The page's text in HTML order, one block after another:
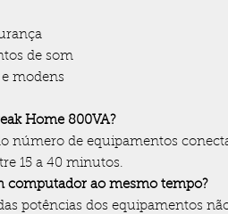
de som
modens
Home 800VA?
número de equipamentos
15 a 40 minutos.
computador ao mesmo tempo?
potências dos equipamentos